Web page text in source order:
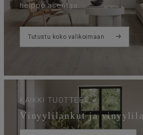
helppo asentaa.
Tutustu koko valikoimaan
KAIKKI TUOTTEET
Vinyylilankut ja